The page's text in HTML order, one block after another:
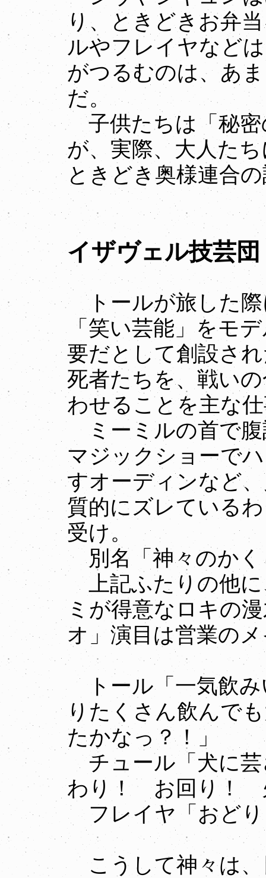
り、ときどきお弁
ルやフレイヤなど
がつるむのは、あ
だ。
子供たちは「秘密
が、実際、大人た
ときどき奥様連合
イザヴェル技芸団
トールが旅した際
「笑い芸能」をモ
要だとして創設さ
死者たちを、戦い
わせることを主な
ミーミルの首で腹
マジックショーで
すオーディンなど
質的にズレている
受け。
別名「神々のかく
上記ふたりの他に
ミが得意なロキの
オ」演目は営業の
トール「一気飲
りたくさん飲んで
たかなっ？！」
チュール「犬に
わり！ お回り！
フレイヤ「おどり
こうして神々は、